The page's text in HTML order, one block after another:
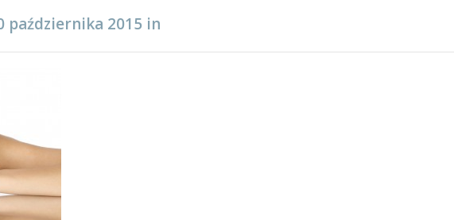
października 2015 in